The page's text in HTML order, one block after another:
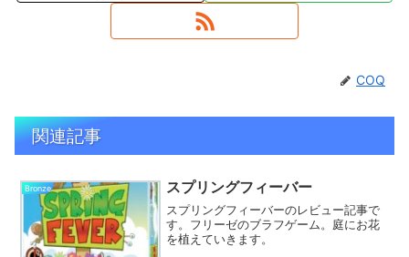
COQ
関連記事
Bronze スプリングフィーバー
スプリングフィーバーのレビュー記事で
す。フリーゼのブラフゲーム。庭にお花
を植えていきます。